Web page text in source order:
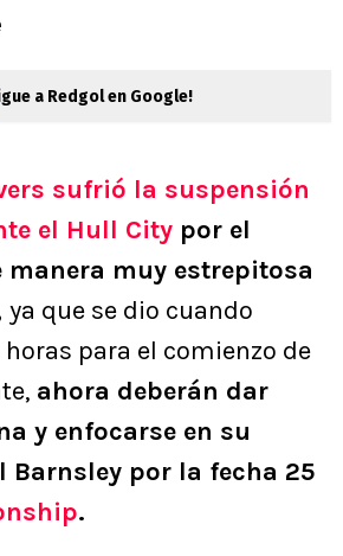
a Redgol en Google!
sufrió la suspensión
el Hull City por el
manera muy estrepitosa
ya que se dio cuando
para el comienzo de
ahora deberán dar
y enfocarse en su
Barnsley por la fecha 25
.